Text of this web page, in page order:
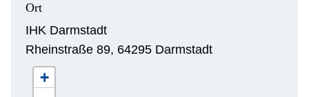
Ort
IHK Darmstadt
Rheinstraße 89, 64295 Darmstadt
+